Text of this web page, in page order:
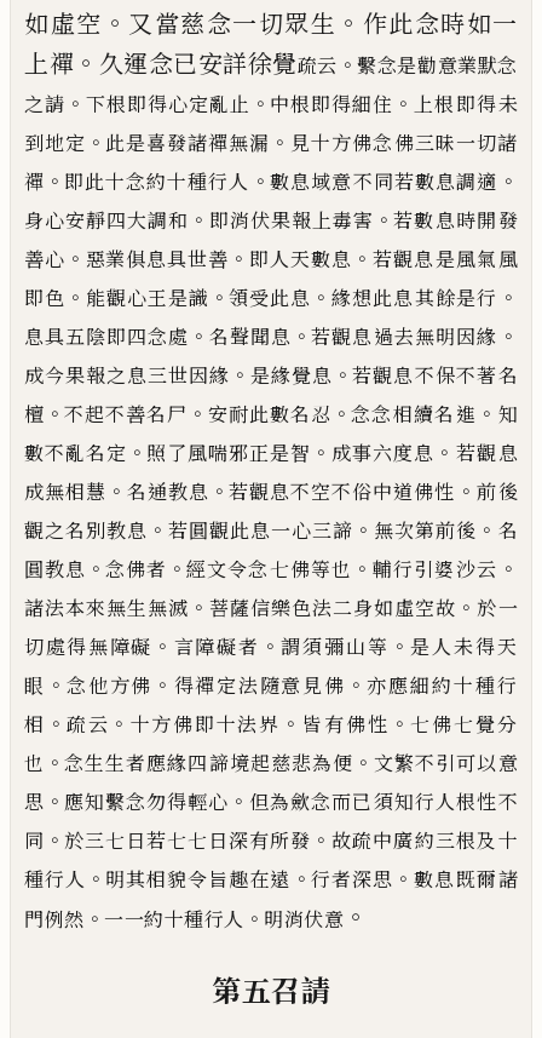
如虛空 。 又當慈念一切眾生 。 作此念時如一
上禪 。 久運念已安詳徐覺疏云 。 繫念是勸意業默念
之請 。 下根即得心定亂止 。 中根即得細住 。 上根即得未
到地定 。 此是喜發諸禪無漏 。 見十方佛念佛三昧一切諸
禪 。 即此十念約十種行人 。 數息域意不同若數息調適 。
身心安靜四大調和 。 即消伏果報上毒害 。 若數息時開發
善心 。 惡業俱息具世善 。 即人天數息 。 若觀息是風氣風
即色 。 能觀心王是識 。 領受此息 。 緣想此息其餘是行 。
息具五陰即四念處 。 名聲聞息 。 若觀息過去無明因緣 。
成今果報之息三世因緣 。 是緣覺息 。 若觀息不保不著名
檀 。 不起不善名尸 。 安耐此數名忍 。 念念相續名進 。 知
數不亂名定 。 照了風喘邪正是智 。 成事六度息 。 若觀息
成無相慧 。 名通教息 。 若觀息不空不俗中道佛性 。 前後
觀之名別教息 。 若圓觀此息一心三諦 。 無次第前後 。 名
圓教息 。 念佛者 。 經文令念七佛等也 。 輔行引婆沙云 。
諸法本來無生無滅 。 菩薩信樂色法二身如虛空故 。 於一
切處得無障礙 。 言障礙者 。 謂須彌山等 。 是人未得天
眼 。 念他方佛 。 得禪定法隨意見佛 。 亦應細約十種行
相 。 疏云 。 十方佛即十法界 。 皆有佛性 。 七佛七覺分
也 。 念生生者應緣四諦境起慈悲為便 。 文繁不引可以意
思 。 應知繫念勿得輕心 。 但為歛念而已須知行人根性不
同 。 於三七日若七七日深有所發 。 故疏中廣約三根及十
種行人 。 明其相貌令旨趣在遠 。 行者深思 。 數息既爾諸
門例然 。 一一約十種行人 。 明消伏意 。
第五召請